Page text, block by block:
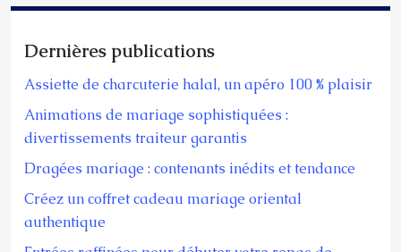
Dernières publications
Assiette de charcuterie halal, un apéro 100 % plaisir
Animations de mariage sophistiquées :
divertissements traiteur garantis
Dragées mariage : contenants inédits et tendance
Créez un coffret cadeau mariage oriental
authentique